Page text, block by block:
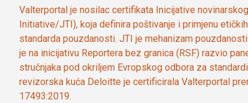
Valterportal je nosilac certifikata Inicijative
Initiative/JTI), koja definira poštivanje i primjenu
standarda pouzdanosti. JTI je mehanizam
je na inicijativu Reportera bez granica (RSF) razvio
stručnjaka pod okriljem Evropskog odbora za
revizorska kuća Deloitte je certificirala Valterportal
17493:2019.